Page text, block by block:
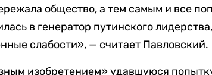
общество, а тем самым и все
в генератор путинского
слабости», — считает Павловский.
изобретением» удавшуюся